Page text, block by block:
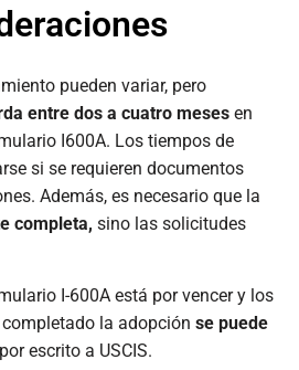
pueden variar, pero
entre dos a cuatro meses en
I600A. Los tiempos de
si se requieren documentos
Además, es necesario que la
completa, sino las solicitudes
I-600A está por vencer y los
la adopción se puede
por escrito a USCIS.